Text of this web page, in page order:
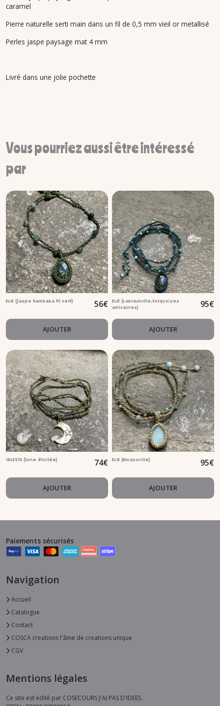
caramel
Pierre naturelle serti main dans un fil de 0,5 mm vieil or metallisé
Perles jaspe paysage mat 4 mm
Livré dans une jolie pochette
Vous pourriez aussi être intéressé
par
ELIE (jaspe kambaba fil vert) 56€
AJOUTER
ELIE (Labradorite,turquoises
africaines)
95€
AJOUTER
CELESTE (lune étoilée) 74€
AJOUTER
ELIE (Amazonite) 95€
AJOUTER
Paiements sécurisés
Navigation
Accueil
Catalogue
Contact
COSCA creations l'âme de creations unique
CGV
Mentions légales
Ce site est édité par COSECOURS J'AI PAS D'IDEES.